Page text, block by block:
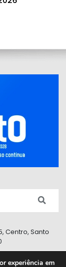
Centro, Santo
experiência em